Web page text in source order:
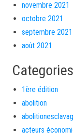
novembre 2021
octobre 2021
septembre 2021
août 2021
Categories
1ère édition
abolition
acteurs